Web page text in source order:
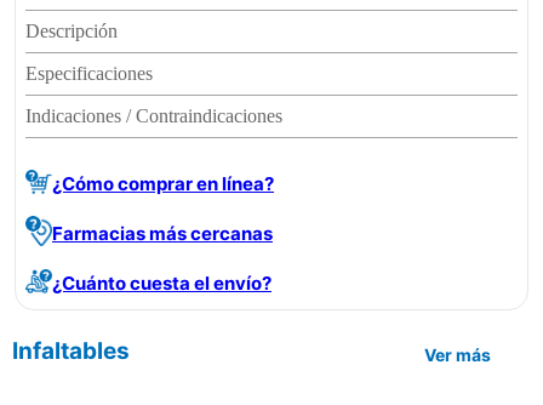
Descripción
Especificaciones
Indicaciones / Contraindicaciones
¿Cómo comprar en línea?
Farmacias más cercanas
¿Cuánto cuesta el envío?
Infaltables Ver más